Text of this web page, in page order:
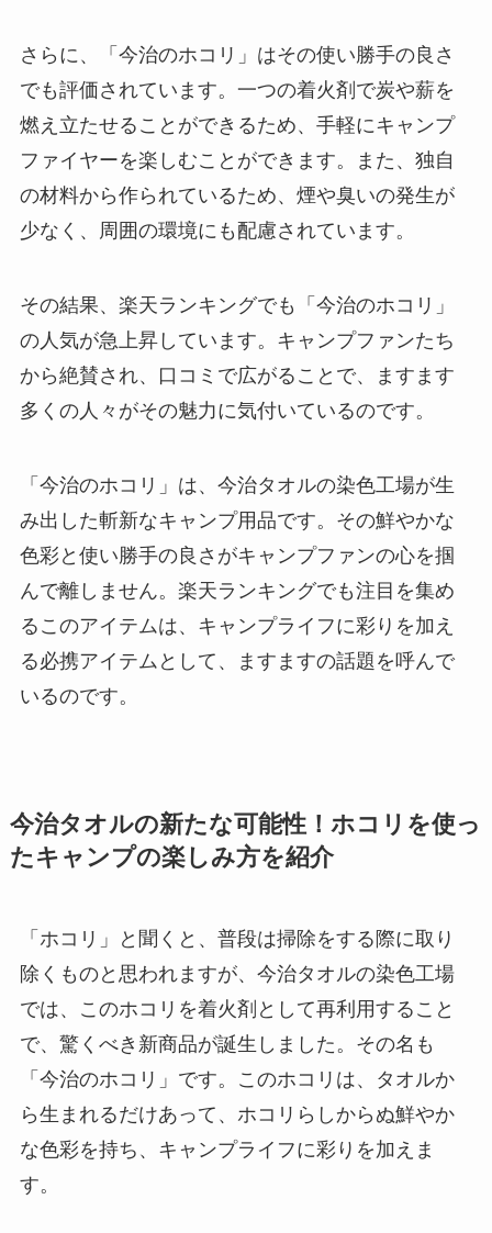
さらに、「今治のホコリ」はその使い勝手の良さ
でも評価されています。一つの着火剤で炭や薪を
燃え立たせることができるため、手軽にキャンプ
ファイヤーを楽しむことができます。また、独自
の材料から作られているため、煙や臭いの発生が
少なく、周囲の環境にも配慮されています。
その結果、楽天ランキングでも「今治のホコリ」
の人気が急上昇しています。キャンプファンたち
から絶賛され、口コミで広がることで、ますます
多くの人々がその魅力に気付いているのです。
「今治のホコリ」は、今治タオルの染色工場が生
み出した斬新なキャンプ用品です。その鮮やかな
色彩と使い勝手の良さがキャンプファンの心を掴
んで離しません。楽天ランキングでも注目を集め
るこのアイテムは、キャンプライフに彩りを加え
る必携アイテムとして、ますますの話題を呼んで
いるのです。
今治タオルの新たな可能性！ホコリを使っ
たキャンプの楽しみ方を紹介
「ホコリ」と聞くと、普段は掃除をする際に取り
除くものと思われますが、今治タオルの染色工場
では、このホコリを着火剤として再利用すること
で、驚くべき新商品が誕生しました。その名も
「今治のホコリ」です。このホコリは、タオルか
ら生まれるだけあって、ホコリらしからぬ鮮やか
な色彩を持ち、キャンプライフに彩りを加えま
す。